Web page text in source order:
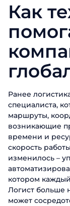
Как
Ранее
специалиста,
маршруты,
возникающие
времени и
скорость
изменилось –
котором
Логист больше
может